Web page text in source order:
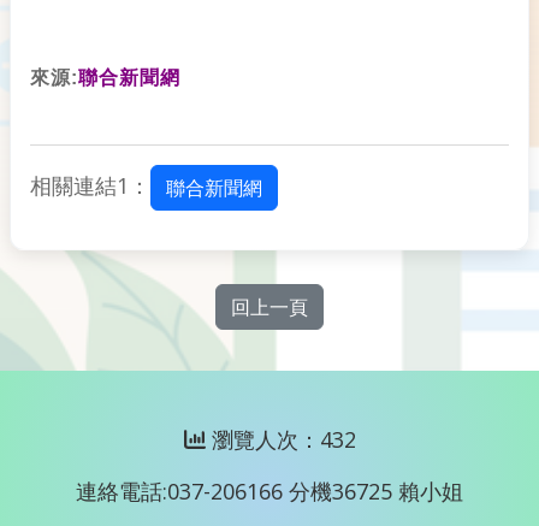
來源:聯合新聞網
相關連結1： 聯合新聞網
回上一頁
瀏覽人次：432
連絡電話:037-206166 分機36725 賴小姐